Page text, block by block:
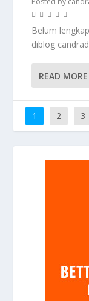
Belum
diblog
READ MORE
1 2 3